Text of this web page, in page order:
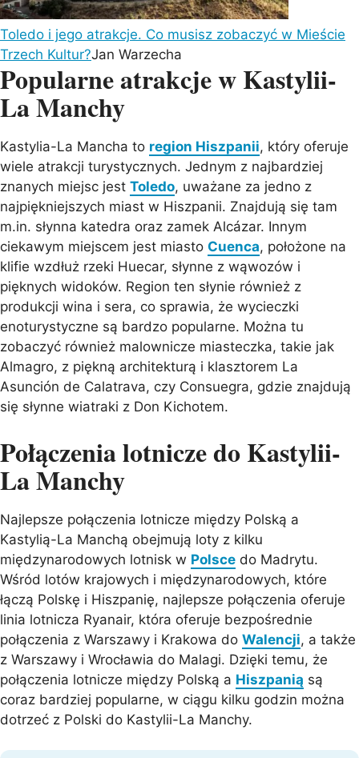
Toledo i jego atrakcje. Co musisz zobaczyć w Mieście
Trzech Kultur?Jan Warzecha
Popularne atrakcje w Kastylii-
La Manchy
Kastylia-La Mancha to region Hiszpanii, który oferuje
wiele atrakcji turystycznych. Jednym z najbardziej
znanych miejsc jest Toledo, uważane za jedno z
najpiękniejszych miast w Hiszpanii. Znajdują się tam
m.in. słynna katedra oraz zamek Alcázar. Innym
ciekawym miejscem jest miasto Cuenca, położone na
klifie wzdłuż rzeki Huecar, słynne z wąwozów i
pięknych widoków. Region ten słynie również z
produkcji wina i sera, co sprawia, że wycieczki
enoturystyczne są bardzo popularne. Można tu
zobaczyć również malownicze miasteczka, takie jak
Almagro, z piękną architekturą i klasztorem La
Asunción de Calatrava, czy Consuegra, gdzie znajdują
się słynne wiatraki z Don Kichotem.
Połączenia lotnicze do Kastylii-
La Manchy
Najlepsze połączenia lotnicze między Polską a
Kastylią-La Manchą obejmują loty z kilku
międzynarodowych lotnisk w Polsce do Madrytu.
Wśród lotów krajowych i międzynarodowych, które
łączą Polskę i Hiszpanię, najlepsze połączenia oferuje
linia lotnicza Ryanair, która oferuje bezpośrednie
połączenia z Warszawy i Krakowa do Walencji, a także
z Warszawy i Wrocławia do Malagi. Dzięki temu, że
połączenia lotnicze między Polską a Hiszpanią są
coraz bardziej popularne, w ciągu kilku godzin można
dotrzeć z Polski do Kastylii-La Manchy.